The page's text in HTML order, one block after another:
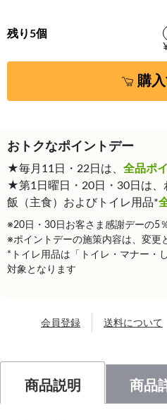
残り5個
購
おトクなポイントデー
★毎月11日・22日は、 全品ポ
★第1日曜日・20日・30日は、
飯（主食）およびトイレ用品*
※20日・30日お客さま感謝デーの5
※ポイントデーの施策内容は、変更
*トイレ用品は「トイレ・マナー・
対象となります
会員登録 送料について
商品説明 商品